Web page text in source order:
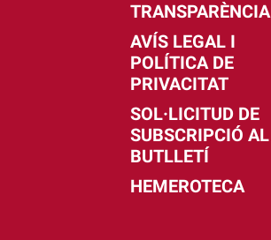
TRANSPARÈNCIA
AVÍS LEGAL I
POLÍTICA DE
PRIVACITAT
SOL·LICITUD DE
SUBSCRIPCIÓ AL
BUTLLETÍ
HEMEROTECA